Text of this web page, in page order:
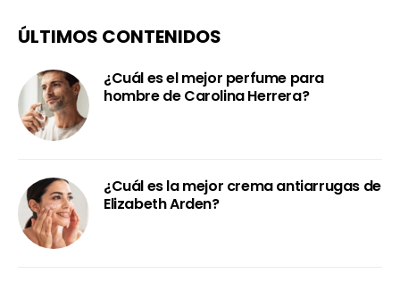
ÚLTIMOS CONTENIDOS
¿Cuál es el mejor perfume para
hombre de Carolina Herrera?
¿Cuál es la mejor crema antiarrugas de
Elizabeth Arden?